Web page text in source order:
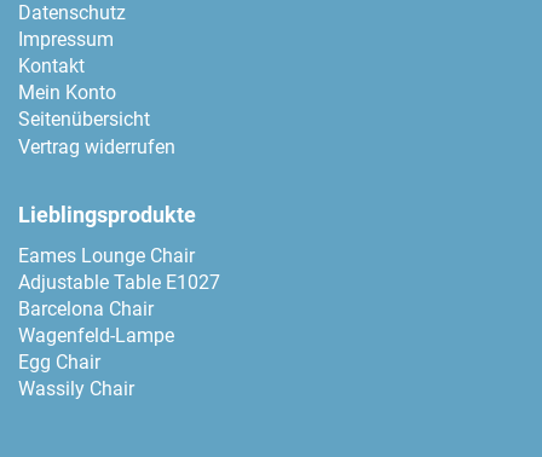
Datenschutz
Impressum
Kontakt
Mein Konto
Seitenübersicht
Vertrag widerrufen
Lieblingsprodukte
Eames Lounge Chair
Adjustable Table E1027
Barcelona Chair
Wagenfeld-Lampe
Egg Chair
Wassily Chair